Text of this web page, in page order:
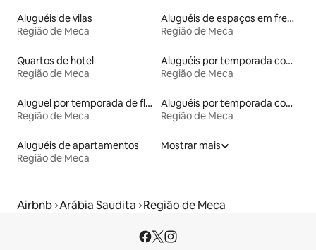
Aluguéis de vilas
Região de Meca
Aluguéis de espaços em frente à praia
Região de Meca
Quartos de hotel
Região de Meca
Aluguéis por temporada com acesso ao lago
Região de Meca
Aluguel por temporada de flats
Região de Meca
Aluguéis por temporada com sauna
Região de Meca
Aluguéis de apartamentos
Região de Meca
Mostrar mais
Airbnb Arábia Saudita Região de Meca